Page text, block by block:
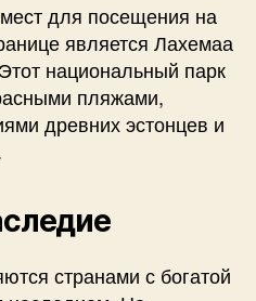
для посещения на
является Лахемаа
национальный парк
пляжами,
древних эстонцев и
странами с богатой